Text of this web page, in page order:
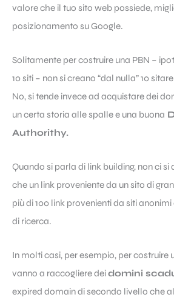
valore che il tuo sito web possiede,
posizionamento su Google.
Solitamente per costruire una PBN –
10 siti – non si creano “dal nulla” 10
No, si tende invece ad acquistare dei
un certa storia alle spalle e una buona
Authorithy.
Quando si parla di link building, non ci
che un link proveniente da un sito di
più di 100 link provenienti da siti
di ricerca.
In molti casi, per esempio, per costruire
vanno a raccogliere deidomini
expired domain di secondo livello che